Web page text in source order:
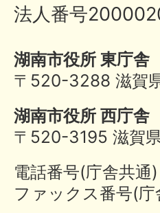
法人番号
湖南市役所 東庁舎
〒520-3288 滋賀
湖南市役所 西庁舎
〒520-3195 滋賀
電話番号(庁舎共
ファックス番号(